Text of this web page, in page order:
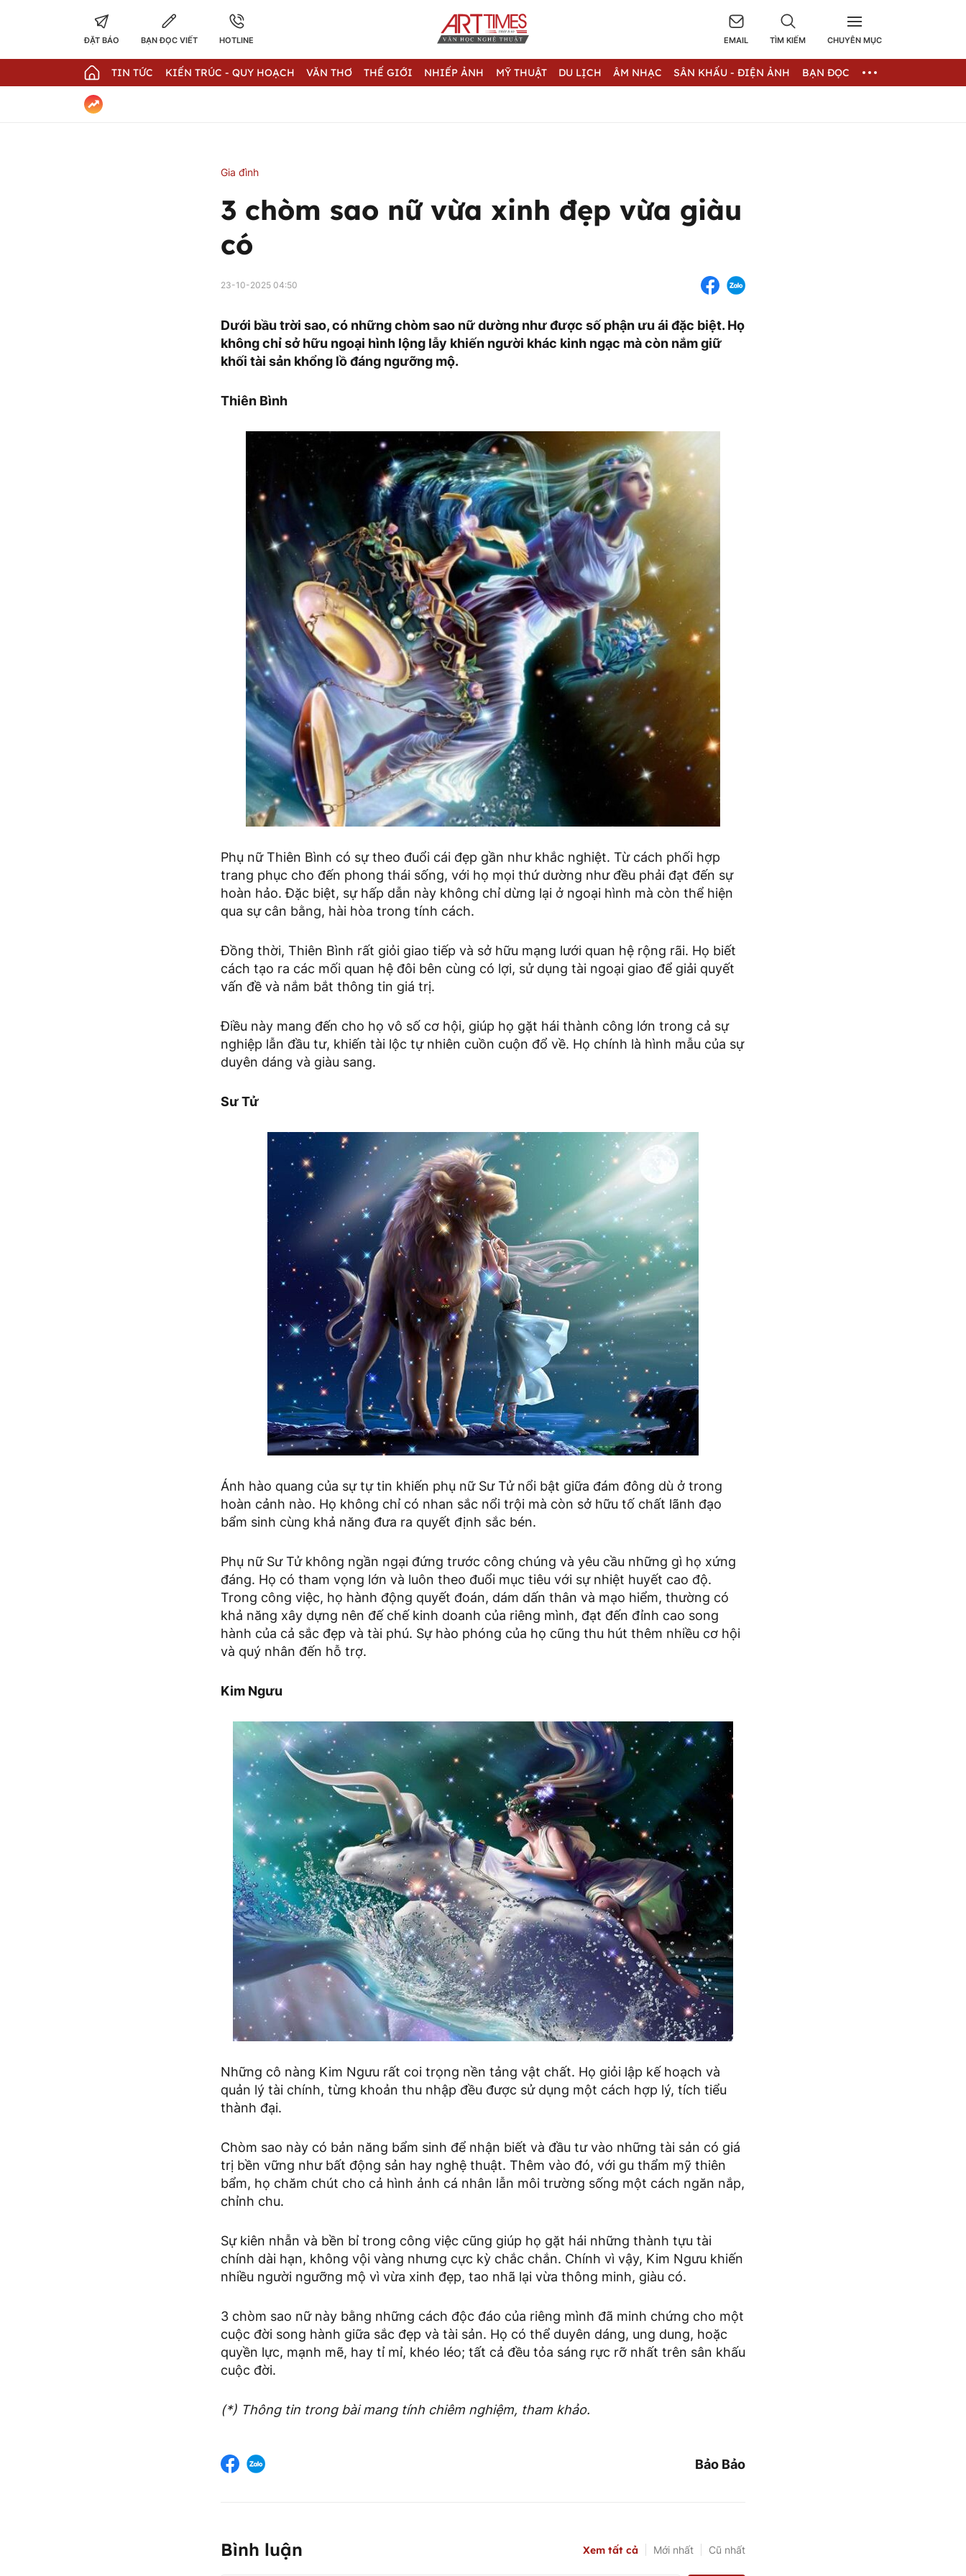
ĐẶT BÁO BẠN ĐỌC VIẾT HOTLINE EMAIL TÌM KIẾM CHUYÊN MỤC
TIN TỨC KIẾN TRÚC - QUY HOẠCH VĂN THƠ THẾ GIỚI NHIẾP ẢNH MỸ THUẬT DU LỊCH ÂM NHẠC SÂN KHẤU - ĐIỆN ẢNH BẠN ĐỌC
Gia đình
3 chòm sao nữ vừa xinh đẹp vừa giàu
có
23-10-2025 04:50
Dưới bầu trời sao, có những chòm sao nữ dường như được số phận ưu ái đặc biệt. Họ
không chỉ sở hữu ngoại hình lộng lẫy khiến người khác kinh ngạc mà còn nắm giữ
khối tài sản khổng lồ đáng ngưỡng mộ.
Thiên Bình
Phụ nữ Thiên Bình có sự theo đuổi cái đẹp gần như khắc nghiệt. Từ cách phối hợp
trang phục cho đến phong thái sống, với họ mọi thứ dường như đều phải đạt đến sự
hoàn hảo. Đặc biệt, sự hấp dẫn này không chỉ dừng lại ở ngoại hình mà còn thể hiện
qua sự cân bằng, hài hòa trong tính cách.
Đồng thời, Thiên Bình rất giỏi giao tiếp và sở hữu mạng lưới quan hệ rộng rãi. Họ biết
cách tạo ra các mối quan hệ đôi bên cùng có lợi, sử dụng tài ngoại giao để giải quyết
vấn đề và nắm bắt thông tin giá trị.
Điều này mang đến cho họ vô số cơ hội, giúp họ gặt hái thành công lớn trong cả sự
nghiệp lẫn đầu tư, khiến tài lộc tự nhiên cuồn cuộn đổ về. Họ chính là hình mẫu của sự
duyên dáng và giàu sang.
Sư Tử
Ánh hào quang của sự tự tin khiến phụ nữ Sư Tử nổi bật giữa đám đông dù ở trong
hoàn cảnh nào. Họ không chỉ có nhan sắc nổi trội mà còn sở hữu tố chất lãnh đạo
bẩm sinh cùng khả năng đưa ra quyết định sắc bén.
Phụ nữ Sư Tử không ngần ngại đứng trước công chúng và yêu cầu những gì họ xứng
đáng. Họ có tham vọng lớn và luôn theo đuổi mục tiêu với sự nhiệt huyết cao độ.
Trong công việc, họ hành động quyết đoán, dám dấn thân và mạo hiểm, thường có
khả năng xây dựng nên đế chế kinh doanh của riêng mình, đạt đến đỉnh cao song
hành của cả sắc đẹp và tài phú. Sự hào phóng của họ cũng thu hút thêm nhiều cơ hội
và quý nhân đến hỗ trợ.
Kim Ngưu
Những cô nàng Kim Ngưu rất coi trọng nền tảng vật chất. Họ giỏi lập kế hoạch và
quản lý tài chính, từng khoản thu nhập đều được sử dụng một cách hợp lý, tích tiểu
thành đại.
Chòm sao này có bản năng bẩm sinh để nhận biết và đầu tư vào những tài sản có giá
trị bền vững như bất động sản hay nghệ thuật. Thêm vào đó, với gu thẩm mỹ thiên
bẩm, họ chăm chút cho cả hình ảnh cá nhân lẫn môi trường sống một cách ngăn nắp,
chỉnh chu.
Sự kiên nhẫn và bền bỉ trong công việc cũng giúp họ gặt hái những thành tựu tài
chính dài hạn, không vội vàng nhưng cực kỳ chắc chắn. Chính vì vậy, Kim Ngưu khiến
nhiều người ngưỡng mộ vì vừa xinh đẹp, tao nhã lại vừa thông minh, giàu có.
3 chòm sao nữ này bằng những cách độc đáo của riêng mình đã minh chứng cho một
cuộc đời song hành giữa sắc đẹp và tài sản. Họ có thể duyên dáng, ung dung, hoặc
quyền lực, mạnh mẽ, hay tỉ mỉ, khéo léo; tất cả đều tỏa sáng rực rỡ nhất trên sân khấu
cuộc đời.
(*) Thông tin trong bài mang tính chiêm nghiệm, tham khảo.
Bảo Bảo
Bình luận Xem tất cả Mới nhất Cũ nhất